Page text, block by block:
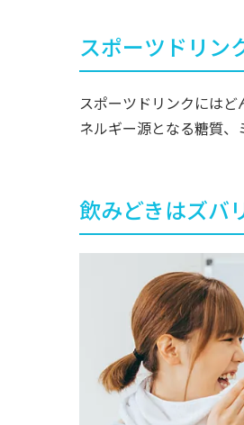
スポーツドリン
スポーツドリンクには
ネルギー源となる糖質
飲みどきはズバ